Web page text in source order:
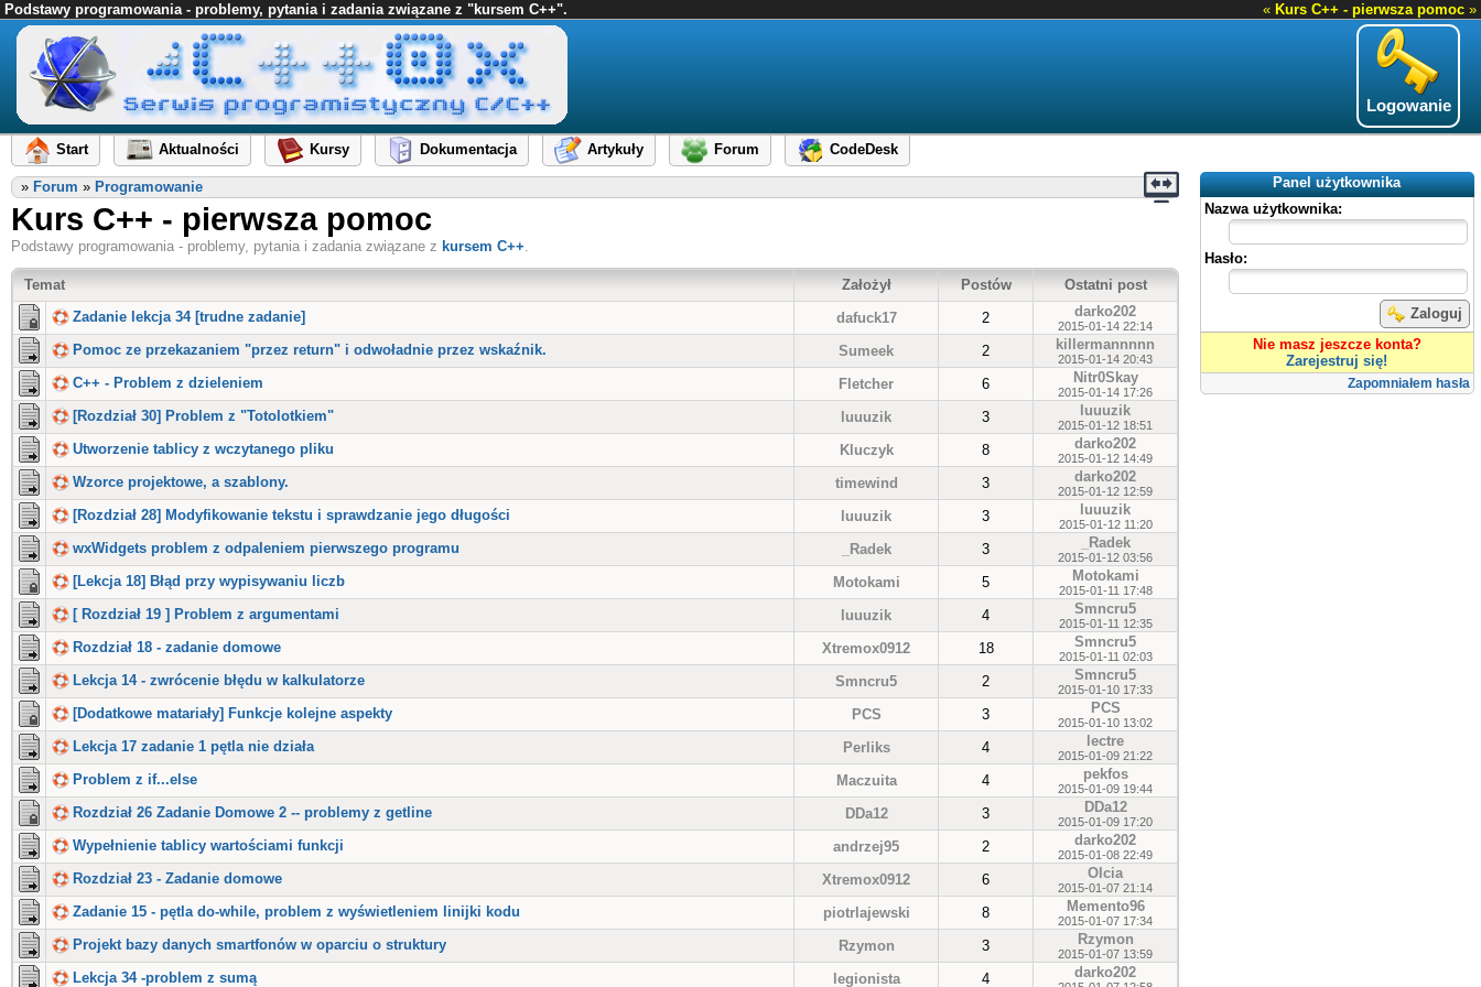
« Kurs C++ - pierwsza pomoc »
Podstawy programowania - problemy, pytania i zadania związane z "kursem C++".
Logowanie
Start Aktualności Kursy Dokumentacja Artykuły Forum
CodeDesk
Panel użytkownika
Nazwa użytkownika:
Hasło:
Zaloguj
Nie masz jeszcze konta?
Zarejestruj się!
Zapomniałem hasła
» Forum » Programowanie
Kurs C++ - pierwsza pomoc
Podstawy programowania - problemy, pytania i zadania związane z kursem C++.
Temat Założył Postów
Ostatni post
Zadanie lekcja 34 [trudne zadanie]
dafuck17 2 darko202
2015-01-14 22:14
Pomoc ze przekazaniem "przez return" i odwoładnie przez wskaźnik. Sumeek 2 killermannnnn
2015-01-14 20:43
C++ - Problem z dzieleniem Fletcher 6 Nitr0Skay
2015-01-14 17:26
[Rozdział 30] Problem z "Totolotkiem" luuuzik 3 luuuzik
2015-01-12 18:51
Utworzenie tablicy z wczytanego pliku Kluczyk 8 darko202
2015-01-12 14:49
Wzorce projektowe, a szablony. timewind 3 darko202
2015-01-12 12:59
[Rozdział 28] Modyfikowanie tekstu i sprawdzanie jego długości luuuzik 3 luuuzik
2015-01-12 11:20
wxWidgets problem z odpaleniem pierwszego programu _Radek 3 _Radek
2015-01-12 03:56
[Lekcja 18] Błąd przy wypisywaniu liczb Motokami 5 Motokami
2015-01-11 17:48
[ Rozdział 19 ] Problem z argumentami luuuzik 4 Smncru5
2015-01-11 12:35
Rozdział 18 - zadanie domowe Xtremox0912 18 Smncru5
2015-01-11 02:03
Lekcja 14 - zwrócenie błędu w kalkulatorze Smncru5 2 Smncru5
2015-01-10 17:33
[Dodatkowe matariały] Funkcje kolejne aspekty PCS 3 PCS
2015-01-10 13:02
Lekcja 17 zadanie 1 pętla nie działa Perliks 4 lectre
2015-01-09 21:22
Problem z if...else Maczuita 4 pekfos
2015-01-09 19:44
Rozdział 26 Zadanie Domowe 2 -- problemy z getline DDa12 3 DDa12
2015-01-09 17:20
Wypełnienie tablicy wartościami funkcji andrzej95 2 darko202
2015-01-08 22:49
Rozdział 23 - Zadanie domowe Xtremox0912 6 Olcia
2015-01-07 21:14
Zadanie 15 - pętla do-while, problem z wyświetleniem linijki kodu piotrlajewski 8 Memento96
2015-01-07 17:34
Projekt bazy danych smartfonów w oparciu o struktury Rzymon 3 Rzymon
2015-01-07 13:59
Lekcja 34 -problem z sumą legionista 4 darko202